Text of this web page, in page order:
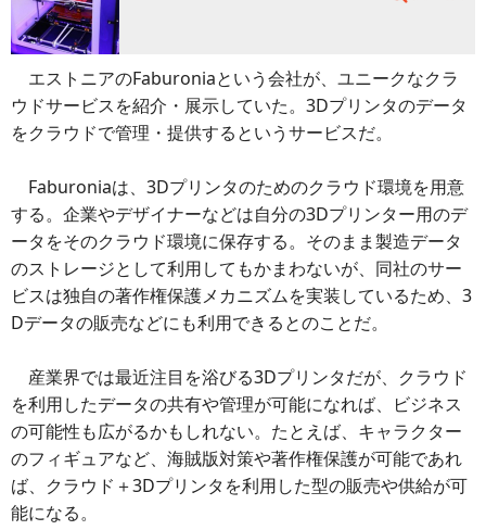
エストニアのFaburoniaという会社が、ユニークなクラ
ウドサービスを紹介・展示していた。3Dプリンタのデータ
をクラウドで管理・提供するというサービスだ。
Faburoniaは、3Dプリンタのためのクラウド環境を用意
する。企業やデザイナーなどは自分の3Dプリンター用のデ
ータをそのクラウド環境に保存する。そのまま製造データ
のストレージとして利用してもかまわないが、同社のサー
ビスは独自の著作権保護メカニズムを実装しているため、3
Dデータの販売などにも利用できるとのことだ。
産業界では最近注目を浴びる3Dプリンタだが、クラウド
を利用したデータの共有や管理が可能になれば、ビジネス
の可能性も広がるかもしれない。たとえば、キャラクター
のフィギュアなど、海賊版対策や著作権保護が可能であれ
ば、クラウド＋3Dプリンタを利用した型の販売や供給が可
能になる。